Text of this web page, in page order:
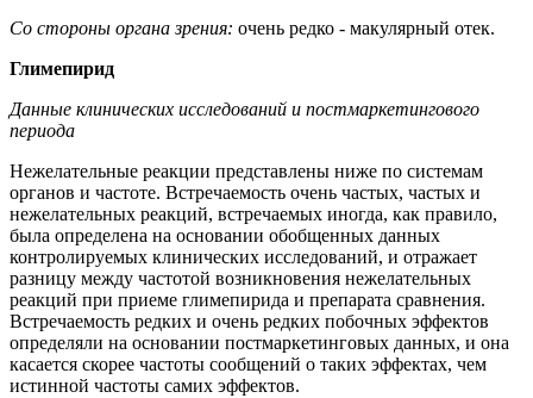
Со стороны органа зрения: очень редко - макулярный отек.
Глимепирид
Данные клинических исследований и постмаркетингового
периода
Нежелательные реакции представлены ниже по системам
органов и частоте. Встречаемость очень частых, частых и
нежелательных реакций, встречаемых иногда, как правило,
была определена на основании обобщенных данных
контролируемых клинических исследований, и отражает
разницу между частотой возникновения нежелательных
реакций при приеме глимепирида и препарата сравнения.
Встречаемость редких и очень редких побочных эффектов
определяли на основании постмаркетинговых данных, и она
касается скорее частоты сообщений о таких эффектах, чем
истинной частоты самих эффектов.